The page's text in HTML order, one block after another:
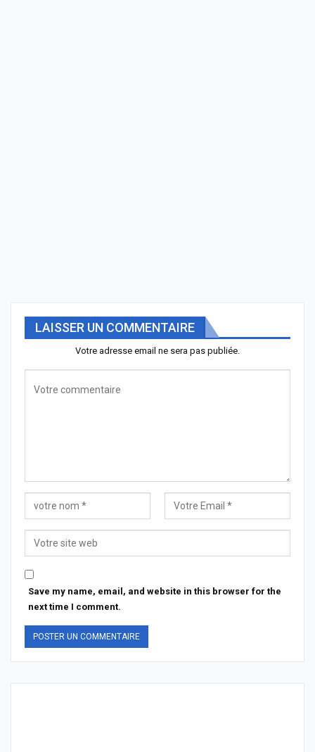
LAISSER UN COMMENTAIRE
Votre adresse email ne sera pas publiée.
Save my name, email, and website in this browser for the
next time I comment.